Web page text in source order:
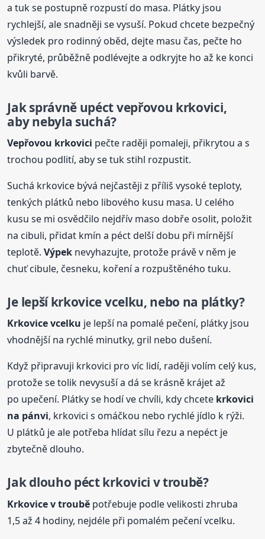
a tuk se postupně rozpustí do masa. Plátky jsou
rychlejší, ale snadněji se vysuší. Pokud chcete bezpečný
výsledek pro rodinný oběd, dejte masu čas, pečte ho
přikryté, průběžně podlévejte a odkryjte ho až ke konci
kvůli barvě.
Jak správně upéct vepřovou krkovici,
aby nebyla suchá?
Vepřovou krkovici pečte raději pomaleji, přikrytou a s
trochou podlití, aby se tuk stihl rozpustit.
Suchá krkovice bývá nejčastěji z příliš vysoké teploty,
tenkých plátků nebo libového kusu masa. U celého
kusu se mi osvědčilo nejdřív maso dobře osolit, položit
na cibuli, přidat kmín a péct delší dobu při mírnější
teplotě.Výpek nevyhazujte, protože právě v něm je
chuť cibule, česneku, koření a rozpuštěného tuku.
Je lepší krkovice vcelku, nebo na plátky?
Krkovice vcelku je lepší na pomalé pečení, plátky jsou
vhodnější na rychlé minutky, gril nebo dušení.
Když připravuji krkovici pro víc lidí, raději volím celý kus,
protože se tolik nevysuší a dá se krásně krájet až
po upečení. Plátky se hodí ve chvíli, kdy chcete krkovici
na pánvi, krkovici s omáčkou nebo rychlé jídlo k rýži.
U plátků je ale potřeba hlídat sílu řezu a nepéct je
zbytečně dlouho.
Jak dlouho péct krkovici v troubě?
Krkovice v troubě potřebuje podle velikosti zhruba
1,5 až 4 hodiny, nejdéle při pomalém pečení vcelku.